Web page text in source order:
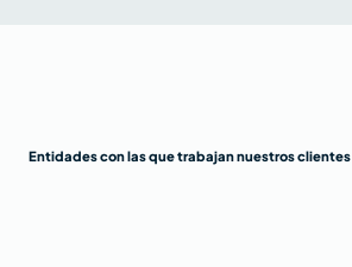
Entidades con las que trabajan nuestros clientes